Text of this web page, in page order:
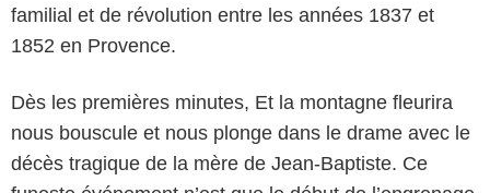
familial et de révolution entre les années 1837 et
1852 en Provence.
Dès les premières minutes, Et la montagne fleurira
nous bouscule et nous plonge dans le drame avec le
décès tragique de la mère de Jean-Baptiste. Ce